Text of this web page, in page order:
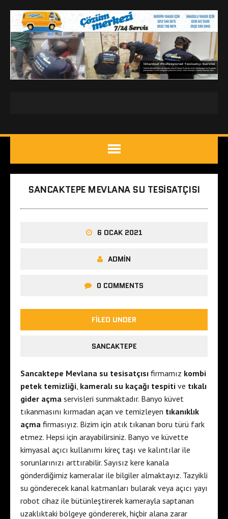
SANCAKTEPE MEVLANA SU TESISATÇISI
6 OCAK 2021
ADMIN
0 COMMENTS
FILED UNDER
SANCAKTEPE
Sancaktepe Mevlana su tesisatçısı firmamız kombi
petek temizliği kameralı su kaçağı tespiti ve tıkalı
gider açma servisleri sunmaktadır. Banyo küvet
tıkanmasını kırmadan açan ve temizleyen tıkanıklık
açma firmasıyız. Bizim için atık tıkanan boru türü fark
etmez. Hepsi için arayabilirsiniz. Banyo ve küvette
kimyasal açıcı kullanımı kireç taşı ve kalıntılar ile
sorunlarınızı arttırabilir. Sayısız kere kanala
gönderdiğimiz kameralar ile bilgiler almaktayız. Tazyikli
su gönderecek kanal katmanları bularak veya açıcı yayı
robot cihaz ile bütünleştirerek kamerayla saptanan
uzaklıktaki bölgeye göndererek, hiçbir alana zarar